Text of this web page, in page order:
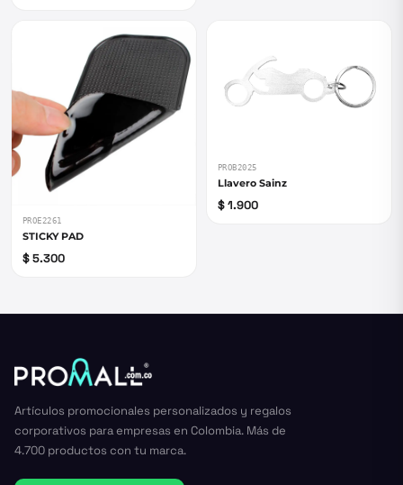
PROE2261
STICKY PAD
$ 5.300
PROB2025
Llavero Sainz
$ 1.900
Artículos promocionales personalizados y regalos
corporativos para empresas en Colombia. Más de
4.700 productos con tu marca.